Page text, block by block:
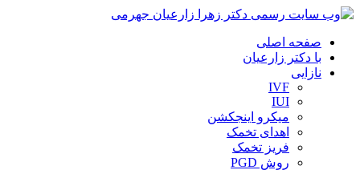
صفحه اصلی
با دکتر زارعیان
نازایی
IVF
IUI
میکرو اینجکشن
اهدای تخمک
فریز تخمک
روش PGD